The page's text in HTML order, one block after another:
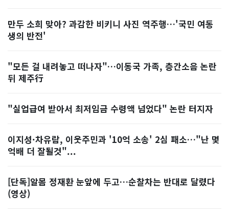
만두 소희 맞아? 과감한 비키니 사진 역주행…'국민 여동
생의 반전'
"모든 걸 내려놓고 떠나자"…이동국 가족, 층간소음 논란
뒤 제주行
"실업급여 받아서 최저임금 수령액 넘었다" 논란 터지자
이지성·차유람, 이웃주민과 '10억 소송' 2심 패소…"난 몇
억배 더 잘될것"...
[단독]알몸 정재환 눈앞에 두고…순찰차는 반대로 달렸다
(영상)